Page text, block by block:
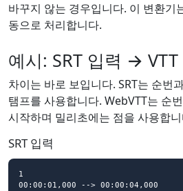
바꾸지 않는 경우입니다. 이 변환기
동으로 처리합니다.
예시: SRT 입력 → VTT
차이는 바로 보입니다. SRT는 순번
탬프를 사용합니다. WebVTT는 순
시작하며 밀리초에는 점을 사용합
SRT 입력
1
00:00:01,000 --> 00:00:04,000